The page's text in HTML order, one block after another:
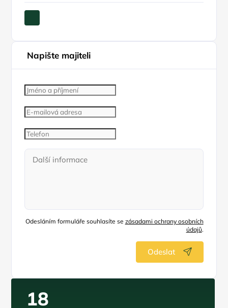
Napište majiteli
Odesláním formuláře souhlasíte se zásadami ochrany osobních
údajů.
Odeslat
18